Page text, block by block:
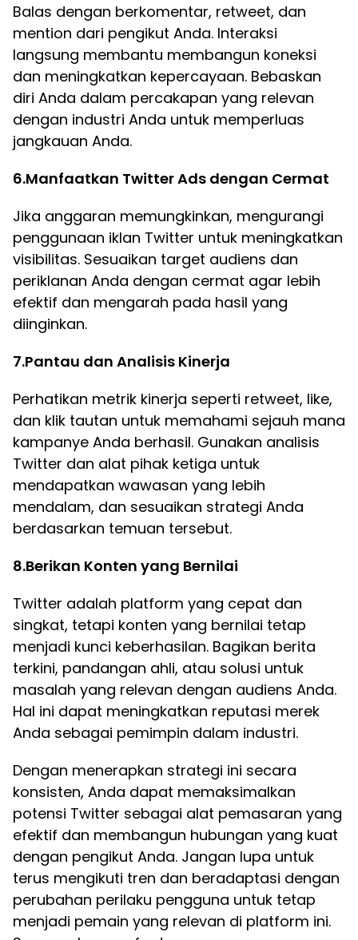
Balas dengan berkomentar, retweet, dan
mention dari pengikut Anda. Interaksi
langsung membantu membangun koneksi
dan meningkatkan kepercayaan. Bebaskan
diri Anda dalam percakapan yang relevan
dengan industri Anda untuk memperluas
jangkauan Anda.
6.Manfaatkan Twitter Ads dengan Cermat
Jika anggaran memungkinkan, mengurangi
penggunaan iklan Twitter untuk meningkatkan
visibilitas. Sesuaikan target audiens dan
periklanan Anda dengan cermat agar lebih
efektif dan mengarah pada hasil yang
diinginkan.
7.Pantau dan Analisis Kinerja
Perhatikan metrik kinerja seperti retweet, like,
dan klik tautan untuk memahami sejauh mana
kampanye Anda berhasil. Gunakan analisis
Twitter dan alat pihak ketiga untuk
mendapatkan wawasan yang lebih
mendalam, dan sesuaikan strategi Anda
berdasarkan temuan tersebut.
8.Berikan Konten yang Bernilai
Twitter adalah platform yang cepat dan
singkat, tetapi konten yang bernilai tetap
menjadi kunci keberhasilan. Bagikan berita
terkini, pandangan ahli, atau solusi untuk
masalah yang relevan dengan audiens Anda.
Hal ini dapat meningkatkan reputasi merek
Anda sebagai pemimpin dalam industri.
Dengan menerapkan strategi ini secara
konsisten, Anda dapat memaksimalkan
potensi Twitter sebagai alat pemasaran yang
efektif dan membangun hubungan yang kuat
dengan pengikut Anda. Jangan lupa untuk
terus mengikuti tren dan beradaptasi dengan
perubahan perilaku pengguna untuk tetap
menjadi pemain yang relevan di platform ini.